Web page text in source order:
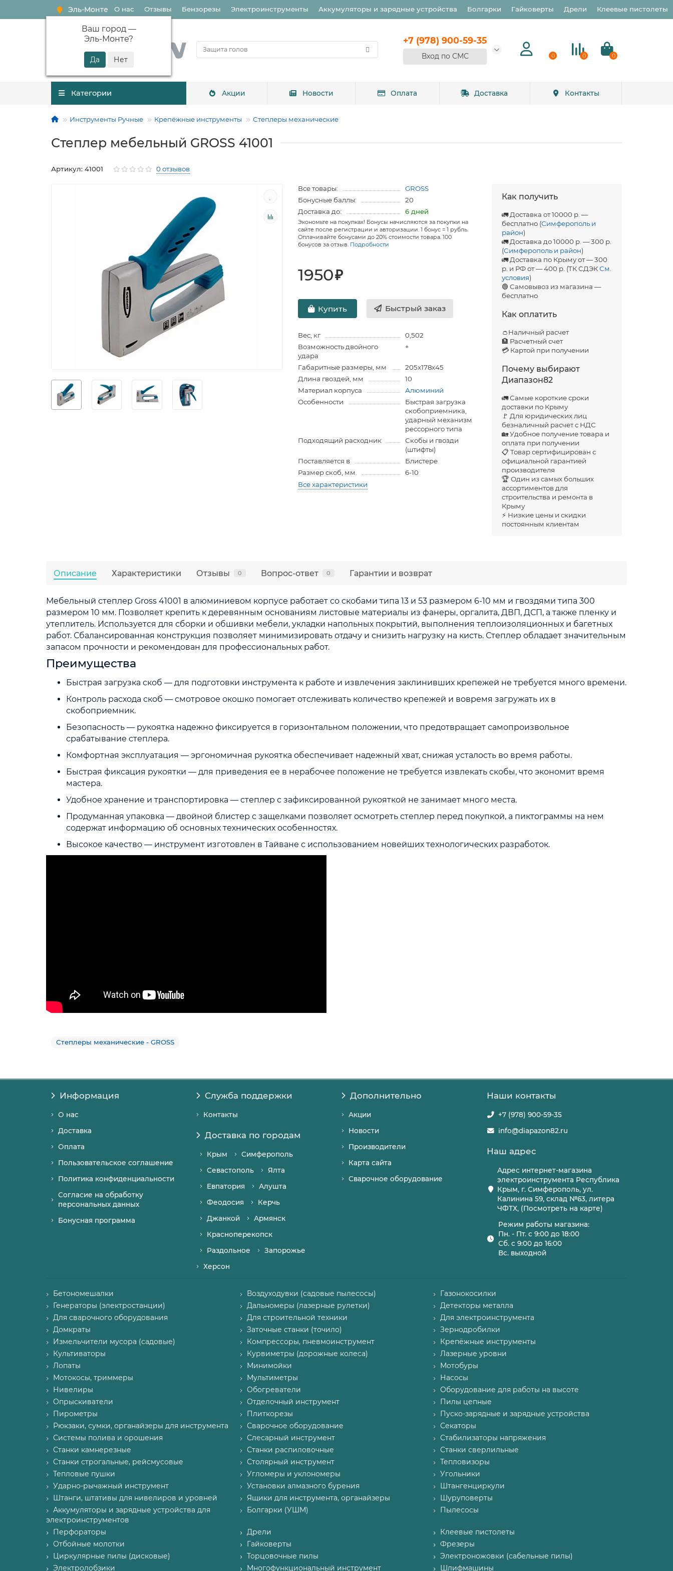
Эль-Монте
Ваш город —
Эль-Монте?
О нас Отзывы Бензорезы Электроинструменты Аккумуляторы и зарядные устройства Болгарки Гайковерты Дрели Клеевые пистолеты
+7 (978) 900-59-35
Вход по СМС 0 0 0
Категории Акции Новости Оплата Доставка Контакты
Инструменты Ручные Крепёжные инструменты Степлеры механические
Степлер мебельный GROSS 41001
Артикул: 41001 0 отзывов
Все товары:
GROSS
Бонусные баллы:
20
Доставка до:
6 дней
Экономьте на покупках! Бонусы начисляются за покупки на
сайте после регистрации и авторизации. 1 бонус = 1 рубль.
Оплачивайте бонусами до 20% стоимости товара. 100
бонусов за отзыв. Подробности
1950₽
Купить Быстрый заказ
Вес, кг
0,502
Возможность двойного
удара
+
Габаритные размеры, мм
205х178х45
Длина гвоздей, мм
10
Материал корпуса
Алюминий
Особенности
Быстрая загрузка
скобоприемника,
ударный механизм
рессорного типа
Подходящий расходник
Скобы и гвозди
(штифты)
Поставляется в
Блистере
Размер скоб, мм.
6-10
Все характеристики
Как получить
🚛 Доставка от 10000 р. —
бесплатно (Симферополь и
район)
🚛 Доставка до 10000 р. — 300 р.
(Симферополь и район)
🚛 Доставка по Крыму от — 300
р. и РФ от — 400 р. (ТК СДЭКСм.
условия)
🟢 Самовывоз из магазина —
бесплатно
Как оплатить
👛Наличный расчет
🏦 Расчетный счет
💳 Картой при получении
Почему выбирают
Диапазон82
🚛 Самые короткие сроки
доставки по Крыму
🚩 Для юридических лиц
безналичный расчет с НДС
🏡 Удобное получение товара и
оплата при получении
📋 Товар сертифицирован с
официальной гарантией
производителя
🏆 Один из самых больших
ассортиментов для
строительства и ремонта в
Крыму
⚡ Низкие цены и скидки
постоянным клиентам
Описание Характеристики Отзывы 0 Вопрос-ответ 0 Гарантии и возврат
Мебельный степлер Gross 41001 в алюминиевом корпусе работает со скобами типа 13 и 53 размером 6-10 мм и гвоздями типа 300
размером 10 мм. Позволяет крепить к деревянным основаниям листовые материалы из фанеры, оргалита, ДВП, ДСП, а также пленку и
утеплитель. Используется для сборки и обшивки мебели, укладки напольных покрытий, выполнения теплоизоляционных и багетных
работ. Сбалансированная конструкция позволяет минимизировать отдачу и снизить нагрузку на кисть. Степлер обладает значительным
запасом прочности и рекомендован для профессиональных работ.
Преимущества
Быстрая загрузка скоб — для подготовки инструмента к работе и извлечения заклинивших крепежей не требуется много времени.
Контроль расхода скоб — смотровое окошко помогает отслеживать количество крепежей и вовремя загружать их в
скобоприемник.
Безопасность — рукоятка надежно фиксируется в горизонтальном положении, что предотвращает самопроизвольное
срабатывание степлера.
Комфортная эксплуатация — эргономичная рукоятка обеспечивает надежный хват, снижая усталость во время работы.
Быстрая фиксация рукоятки — для приведения ее в нерабочее положение не требуется извлекать скобы, что экономит время
мастера.
Удобное хранение и транспортировка — степлер с зафиксированной рукояткой не занимает много места.
Продуманная упаковка — двойной блистер с защелками позволяет осмотреть степлер перед покупкой, а пиктограммы на нем
содержат информацию об основных технических особенностях.
Высокое качество — инструмент изготовлен в Тайване с использованием новейших технологических разработок.
Степлеры механические - GROSS
Информация
О нас
Доставка
Оплата
Пользовательское соглашение
Политика конфиденциальности
Согласие на обработку
персональных данных
Бонусная программа
Служба поддержки
Контакты
Доставка по городам
Крым
Симферополь
Севастополь
Ялта
Евпатория
Алушта
Феодосия
Керчь
Джанкой
Армянск
Красноперекопск
Раздольное
Запорожье
Херсон
Дополнительно
Акции
Новости
Производители
Карта сайта
Сварочное оборудование
Наши контакты
+7 (978) 900-59-35
info@diapazon82.ru
Наш адрес
Адрес интернет-магазина
электроинструмента Республика
Крым, г. Симферополь, ул.
Калинина 59, склад №63, литера
ЧФТХ, (Посмотреть на карте)
Режим работы магазина:
Пн. - Пт. с 9:00 до 18:00
Сб. с 9:00 до 16:00
Вс. выходной
Бетономешалки Воздуходувки (садовые пылесосы)
Газонокосилки
Генераторы (электростанции)
Дальномеры (лазерные рулетки)
Детекторы металла
Для сварочного оборудования
Для строительной техники
Для электроинструмента
Домкраты
Заточные станки (точило)
Зернодробилки
Измельчители мусора (садовые)
Компрессоры, пневмоинструмент
Крепёжные инструменты
Культиваторы
Курвиметры (дорожные колеса)
Лазерные уровни
Лопаты
Минимойки
Мотобуры
Мотокосы, триммеры
Мультиметры
Насосы
Нивелиры
Обогреватели
Оборудование для работы на высоте
Опрыскиватели
Отделочный инструмент
Пилы цепные
Пирометры
Плиткорезы
Пуско-зарядные и зарядные устройства
Рюкзаки, сумки, органайзеры для инструмента
Сварочное оборудование
Секаторы
Системы полива и орошения
Слесарный инструмент
Стабилизаторы напряжения
Станки камнерезные
Станки распиловочные
Станки сверлильные
Станки строгальные, рейсмусовые
Столярный инструмент
Тепловизоры
Тепловые пушки
Угломеры и уклономеры
Угольники
Ударно-рычажный инструмент
Установки алмазного бурения
Штангенциркули
Штанги, штативы для нивелиров и уровней
Ящики для инструмента, органайзеры
Шуруповерты
Аккумуляторы и зарядные устройства для
электроинструментов
Болгарки (УШМ) Пылесосы
Перфораторы Дрели
Клеевые пистолеты
Отбойные молотки
Гайковерты
Фрезеры
Циркулярные пилы (дисковые)
Торцовочные пилы
Электроножовки (сабельные пилы)
Электролобзики
Многофункциональный инструмент Шлифмашины